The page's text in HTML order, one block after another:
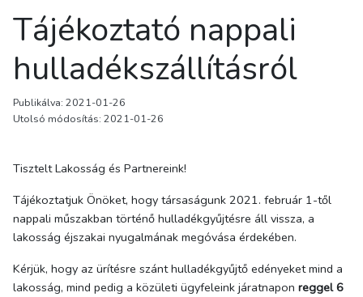
Tájékoztató nappali
hulladékszállításról
Publikálva: 2021-01-26
Utolsó módosítás: 2021-01-26
Tisztelt Lakosság és Partnereink!
Tájékoztatjuk Önöket, hogy társaságunk 2021. február 1-től
nappali műszakban történő hulladékgyűjtésre áll vissza, a
lakosság éjszakai nyugalmának megóvása érdekében.
Kérjük, hogy az ürítésre szánt hulladékgyűjtő edényeket mind a
lakosság, mind pedig a közületi ügyfeleink járatnapon reggel 6